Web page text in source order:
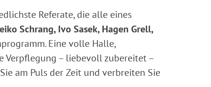
Referate, die alle eines
Schrang, Ivo Sasek, Hagen Grell,
Eine volle Halle,
Verpflegung – liebevoll zubereitet –
am Puls der Zeit und verbreiten Sie